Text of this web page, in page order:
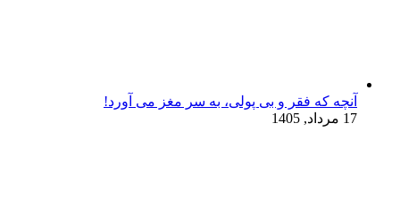
آنچه که فقر و بی‌ پولی، به سر مغز می‌ آورد!
17 مرداد, 1405